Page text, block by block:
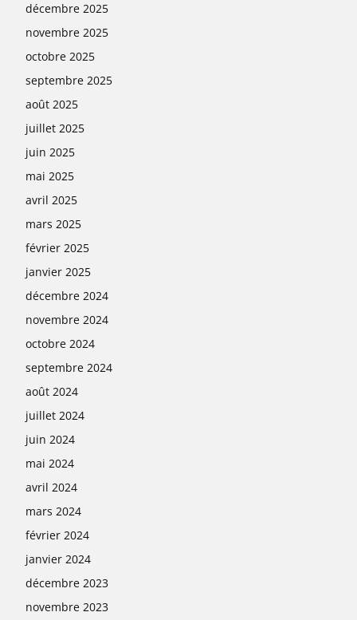
décembre 2025
novembre 2025
octobre 2025
septembre 2025
août 2025
juillet 2025
juin 2025
mai 2025
avril 2025
mars 2025
février 2025
janvier 2025
décembre 2024
novembre 2024
octobre 2024
septembre 2024
août 2024
juillet 2024
juin 2024
mai 2024
avril 2024
mars 2024
février 2024
janvier 2024
décembre 2023
novembre 2023